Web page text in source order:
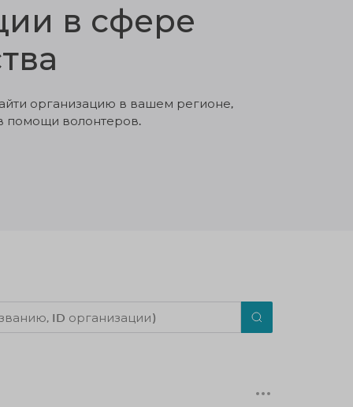
в сфере
организацию в вашем регионе,
помощи волонтеров.